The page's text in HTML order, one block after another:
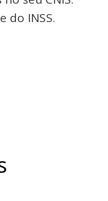
do INSS.